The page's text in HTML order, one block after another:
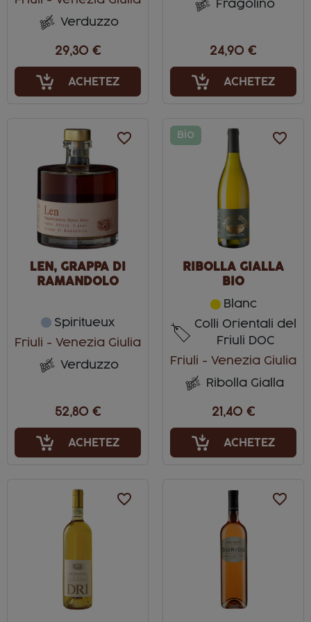
Verduzzo
29,30 €
ACHETEZ
Fragolino
24,90 €
ACHETEZ
favorite_border
LEN, GRAPPA DI
RAMANDOLO
Spiritueux
Friuli - Venezia Giulia
Verduzzo
52,80 €
ACHETEZ
favorite_border
Bio
RIBOLLA GIALLA
BIO
Blanc
Colli Orientali del
Friuli DOC
Friuli - Venezia Giulia
Ribolla Gialla
21,40 €
ACHETEZ
favorite_border favorite_border